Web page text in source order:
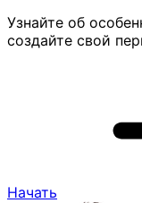
Узнайте об
создайте свой
Начать